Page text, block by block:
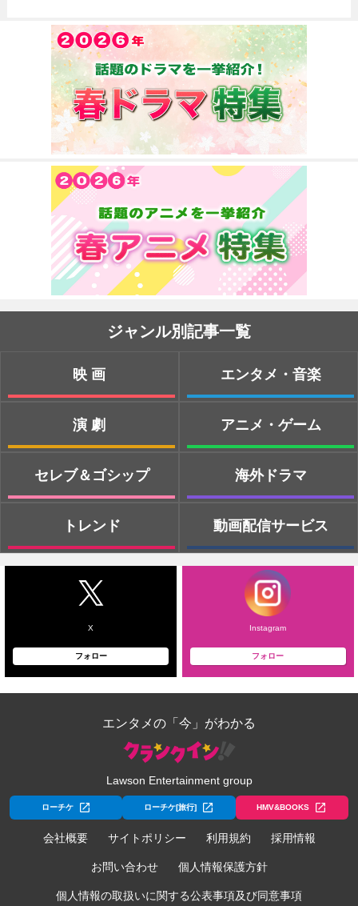
ジャンル別記事一覧
映画
演劇
セレブ＆ゴシップ
トレンド
エンタメ・音楽
アニメ・ゲーム
海外ドラマ
動画配信サービス
X
フォロー
Instagram
フォロー
エンタメの「今」がわかる
Lawson Entertainment group
ローチケ ローチケ[旅行] HMV&BOOKS
会社概要 サイトポリシー 利用規約 採用情報
お問い合わせ 個人情報保護方針
個人情報の取扱いに関する公表事項及び同意事項